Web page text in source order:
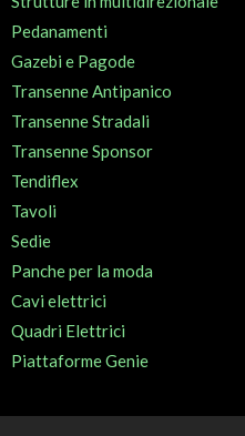
Pedanamenti
Gazebi e Pagode
Transenne Antipanico
Transenne Stradali
Transenne Sponsor
Tendiflex
Tavoli
Sedie
Panche per la moda
Cavi elettrici
Quadri Elettrici
Piattaforme Genie